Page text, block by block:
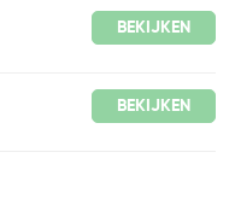
BEKIJKEN
BEKIJKEN